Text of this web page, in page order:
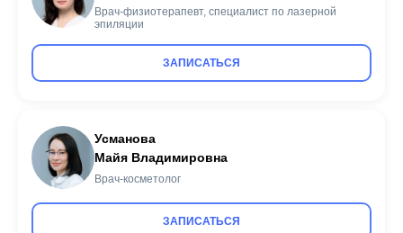
Врач-физиотерапевт, специалист по лазерной
эпиляции
ЗАПИСАТЬСЯ
Усманова
Майя Владимировна
Врач-косметолог
ЗАПИСАТЬСЯ